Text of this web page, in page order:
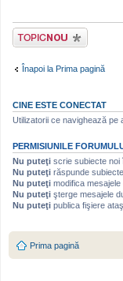
Scrie un subiect
nou
Înapoi la Prima pagină
CINE ESTE CONECTAT
Utilizatorii ce navighează pe
PERMISIUNILE
Nu puteţi scrie subiecte noi
Nu puteţi răspunde
Nu puteţi modifica
Nu puteţi şterge mesajele
Nu puteţi publica fişiere
Prima pagină